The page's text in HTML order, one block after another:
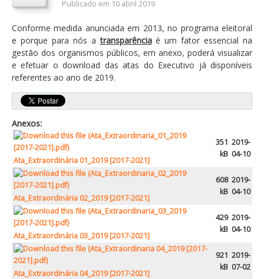
Prestação de Contas
DESTAQUES
Eventos
Notícias
Sondagens
ZêzereTV
SERVIÇOS
A Minha Rua
Abastecimento de Água
Roturas e Leituras
Qualidade da Água
Atendimento ao Público
Publicado em 10 abril 2019
Conforme medida anunciada em 2013, no programa eleitoral
e porque para nós atransparênciaé um fator essencial na
gestão dos organismos públicos, em anexo, poderá visualizar
e efetuar o download das atas do Executivo já disponíveis
referentes ao ano de 2019.
Anexos:
Ata_Extraordinária 01_2019 [2017-2021]
351
kB
2019-
04-10
Ata_Extraordinária 02_2019 [2017-2021]
608
kB
2019-
04-10
Ata_Extraordinária 03_2019 [2017-2021]
429
kB
2019-
04-10
Ata_Extraordinária 04_2019 [2017-2021]
921
kB
2019-
07-02